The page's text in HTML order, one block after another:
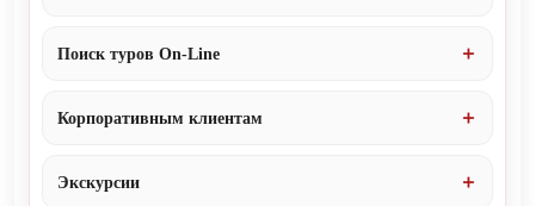
Поиск туров On-Line
Корпоративным клиентам
Экскурсии